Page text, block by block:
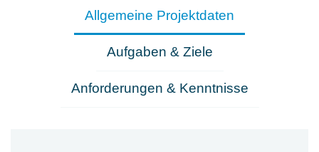
Allgemeine Projektdaten
Aufgaben & Ziele
Anforderungen & Kenntnisse